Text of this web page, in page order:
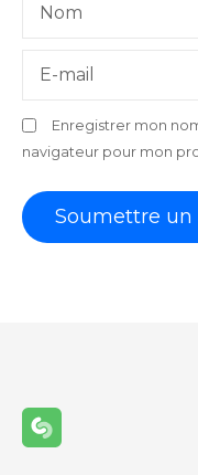
Nom
E-mail
Enregistrer mon
navigateur pour mon